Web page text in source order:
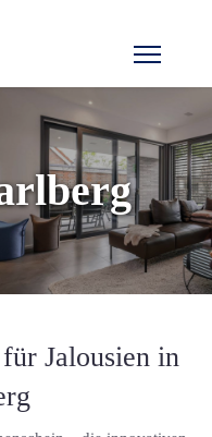
Jalousien in